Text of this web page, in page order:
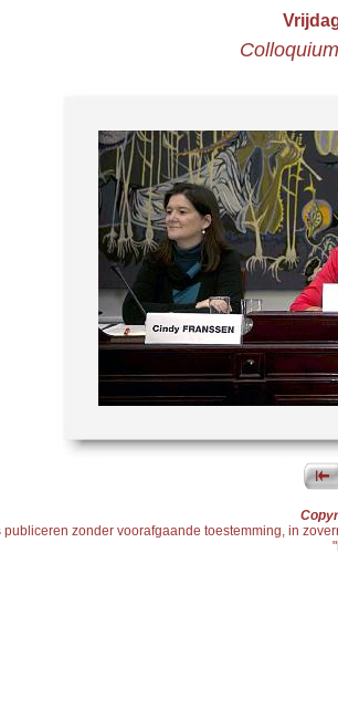
publiceren zonder voorafgaande toestemming, in